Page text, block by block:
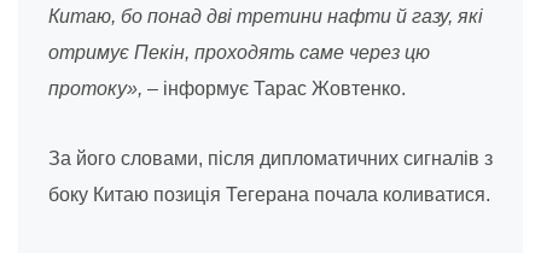
Китаю, бо понад дві третини нафти й газу, які
отримує Пекін, проходять саме через цю
протоку», – інформує Тарас Жовтенко.
За його словами, після дипломатичних сигналів з
боку Китаю позиція Тегерана почала коливатися.